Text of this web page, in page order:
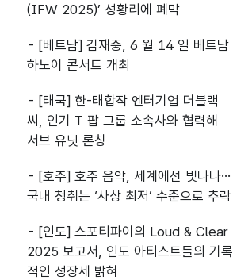
(IFW 2025)’ 성황리에 폐막
- [베트남] 김재중, 6 월 14 일 베트남
하노이 콘서트 개최
- [태국] 한-태합작 엔터기업 더블랙
씨, 인기 T 팝 그룹 소속사와 협력해
서브 유닛 론칭
- [호주] 호주 음악, 세계에선 빛나나…
국내 청취는 ‘사상 최저’ 수준으로 추락
- [인도] 스포티파이의 Loud & Clear
2025 보고서, 인도 아티스트들의 기록
적인 성장세 밝혀